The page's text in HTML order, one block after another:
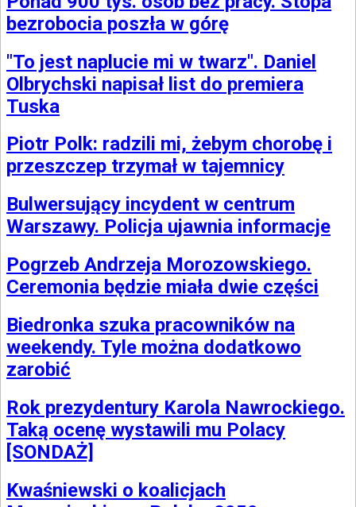
bezrobocia poszła w górę
"To jest naplucie mi w twarz". Daniel
Olbrychski napisał list do premiera
Tuska
Piotr Polk: radzili mi, żebym chorobę i
przeszczep trzymał w tajemnicy
Bulwersujący incydent w centrum
Warszawy. Policja ujawnia informacje
Pogrzeb Andrzeja Morozowskiego.
Ceremonia będzie miała dwie części
Biedronka szuka pracowników na
weekendy. Tyle można dodatkowo
zarobić
Rok prezydentury Karola Nawrockiego.
Taką ocenę wystawili mu Polacy
[SONDAŻ]
Kwaśniewski o koalicjach